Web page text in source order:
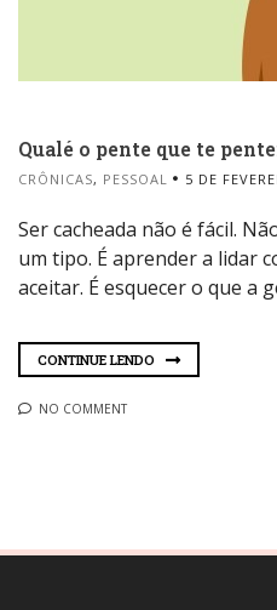
Qualé o pente que te
CRÔNICAS, PESSOAL 5 DE
Ser cacheada não é fácil.
um tipo. É aprender a lidar
aceitar. É esquecer o que a
CONTINUE LENDO
NO COMMENT